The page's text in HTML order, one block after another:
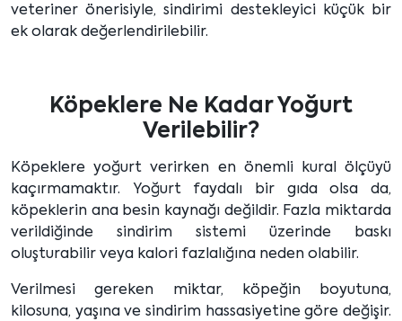
veteriner önerisiyle, sindirimi destekleyici küçük bir
ek olarak değerlendirilebilir.
Köpeklere Ne Kadar Yoğurt
Verilebilir?
Köpeklere yoğurt verirken en önemli kural ölçüyü
kaçırmamaktır. Yoğurt faydalı bir gıda olsa da,
köpeklerin ana besin kaynağı değildir. Fazla miktarda
verildiğinde sindirim sistemi üzerinde baskı
oluşturabilir veya kalori fazlalığına neden olabilir.
Verilmesi gereken miktar, köpeğin boyutuna,
kilosuna, yaşına ve sindirim hassasiyetine göre değişir.